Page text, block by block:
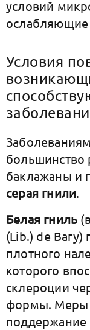
условий
ослабляющие
Условия
большинство
баклажаны и
серая гнили.
Белая гниль
(Lib.) de Вагу)
плотного
которого
склероции
формы. Меры
поддержание